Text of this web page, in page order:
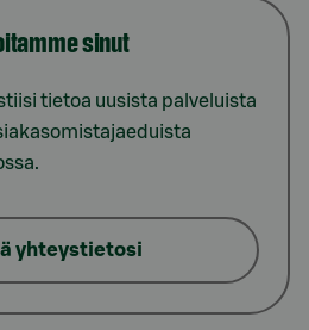
sinut
tietoa uusista palveluista
yhteystietosi